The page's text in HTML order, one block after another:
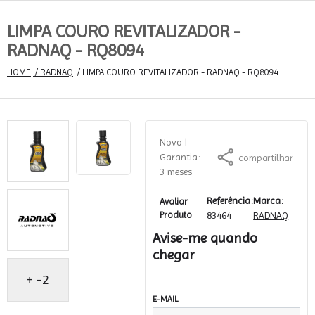
LIMPA COURO REVITALIZADOR -
RADNAQ - RQ8094
HOME / RADNAQ / LIMPA COURO REVITALIZADOR - RADNAQ - RQ8094
+ -2
Novo
Garantia:
3 meses
compartilhar
Avaliar
Produto
Referência:
83464
Marca:
RADNAQ
Avise-me quando
chegar
E-MAIL